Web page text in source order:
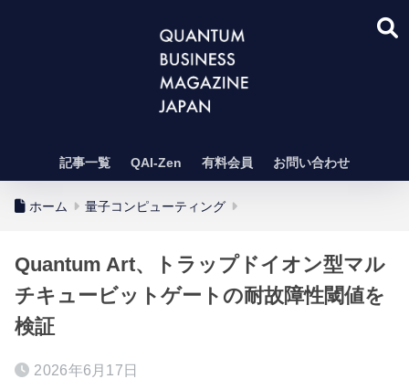
記事一覧 QAI-Zen 有料会員 お問い合わせ
ホーム 量子コンピューティング
Quantum Art、トラップドイオン型マル
チキュービットゲートの耐故障性閾値を
検証
2026年6月17日